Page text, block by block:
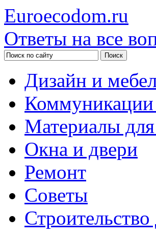
Euroecodom.ru
Ответы на все
Дизайн и
Материалы
Окна и двери
Ремонт
Советы